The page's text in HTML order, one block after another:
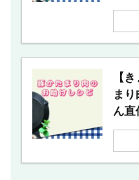
【
ま
ん